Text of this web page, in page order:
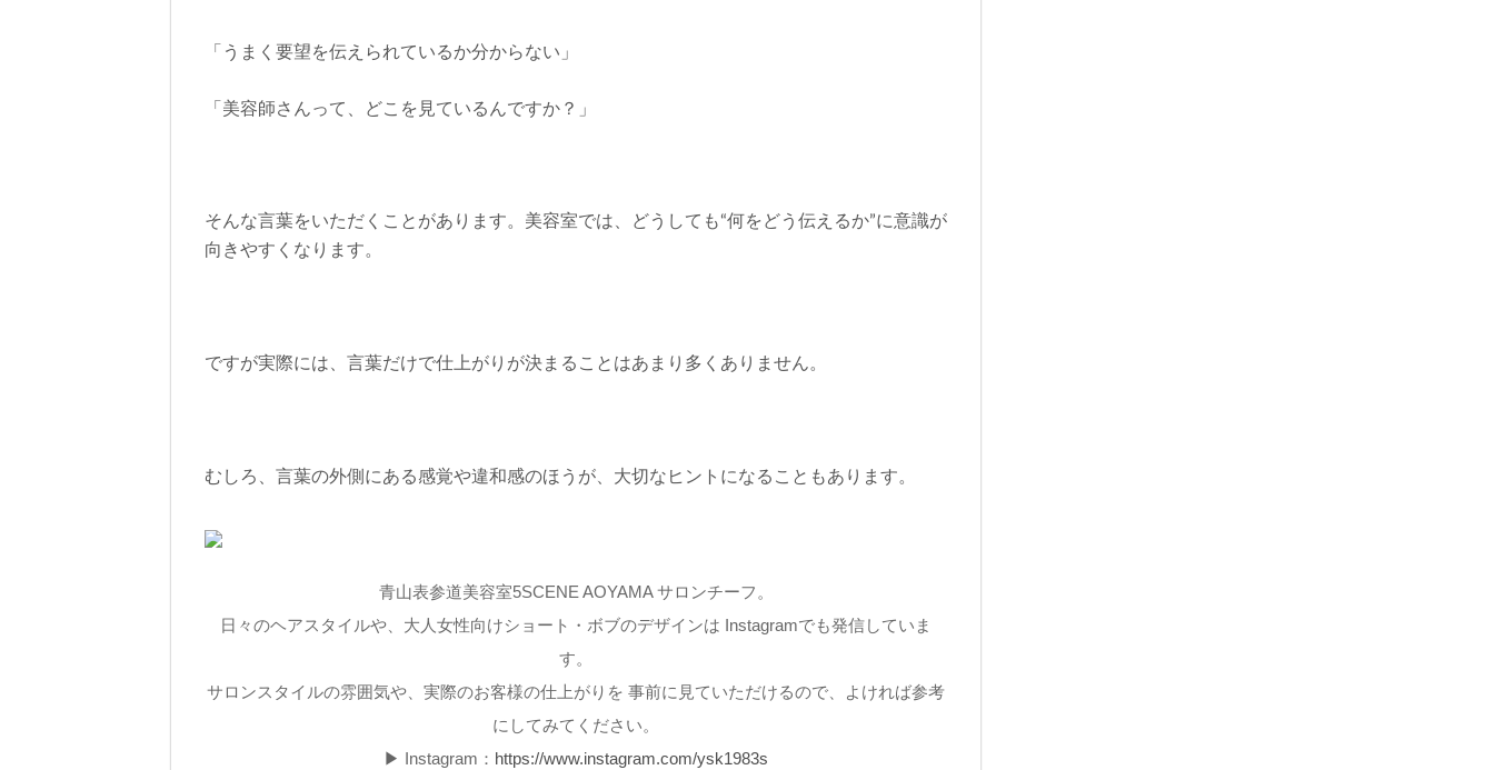
「うまく要望を伝えられているか分からない」
「美容師さんって、どこを見ているんですか？」
そんな言葉をいただくことがあります。美容室では、どうしても“何をどう伝えるか”に意識が
向きやすくなります。
ですが実際には、言葉だけで仕上がりが決まることはあまり多くありません。
むしろ、言葉の外側にある感覚や違和感のほうが、大切なヒントになることもあります。
青山表参道美容室5SCENE AOYAMA サロンチーフ。
日々のヘアスタイルや、大人女性向けショート・ボブのデザインは Instagramでも発信していま
す。
サロンスタイルの雰囲気や、実際のお客様の仕上がりを 事前に見ていただけるので、よければ参考
にしてみてください。
▶ Instagram： https://www.instagram.com/ysk1983s